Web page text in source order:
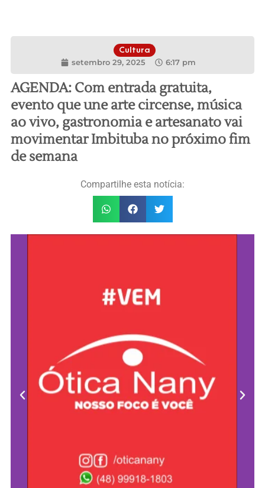
Cultura
setembro 29, 2025 6:17 pm
AGENDA: Com entrada gratuita,
evento que une arte circense, música
ao vivo, gastronomia e artesanato vai
movimentar Imbituba no próximo fim
de semana
Compartilhe esta notícia: